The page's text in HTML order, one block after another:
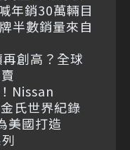
年銷30萬輛目
半數銷量來自
創高？全球
Nissan
氏世界紀錄
美國打造